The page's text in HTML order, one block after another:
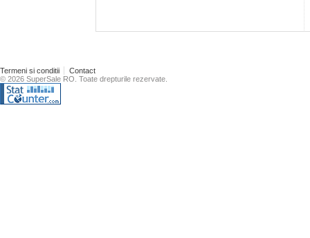
Termeni si conditii
Contact
© 2026 SuperSale RO. Toate drepturile rezervate.